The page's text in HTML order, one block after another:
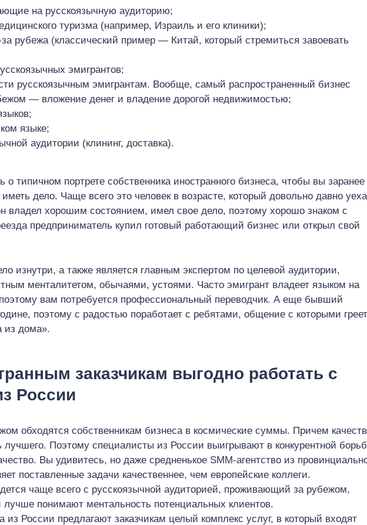
на русскоязычную аудиторию;
туризма (например, Израиль и его клиники);
за рубежа (классический пример — Китай, который стремиться завоевать
эмигрантов;
русскоязычным эмигрантам. Вообще, самый распространенный бизнес
— вложение денег и владение дорогой недвижимостью;
языке;
аудитории (клининг, доставка).
о типичном портрете собственника иностранного бизнеса, чтобы вы заранее
дело. Чаще всего это человек в возрасте, который довольно давно
владел хорошим состоянием, имел свое дело, поэтому хорошо знаком с
предприниматель купил готовый работающий бизнес или открыл свой
изнутри, а также является главным экспертом по целевой аудитории,
менталитетом, обычаями, устоями. Часто эмигрант владеет языком на
вам потребуется профессиональный переводчик. А еще бывший
поэтому с радостью поработает с ребятами, общение с которыми греет
из дома».
заказчикам выгодно работать с
России
обходятся собственникам бизнеса в космические суммы. Причем
лучшего. Поэтому специалисты из России выигрывают в конкурентной
Вы удивитесь, но даже средненькое SMM-агентство из
поставленные задачи качественнее, чем европейские коллеги.
чаще всего с русскоязычной аудиторией, проживающий за рубежом,
лучше понимают ментальность потенциальных клиентов.
из России предлагают заказчикам целый комплекс услуг, в который входят